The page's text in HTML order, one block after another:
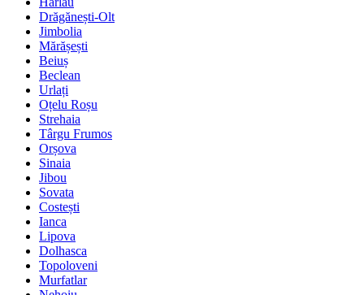
Drăgănești-Olt
Jimbolia
Mărășești
Beiuș
Beclean
Urlați
Oțelu Roșu
Strehaia
Târgu Frumos
Orșova
Sinaia
Jibou
Sovata
Costești
Ianca
Lipova
Dolhasca
Topoloveni
Murfatlar